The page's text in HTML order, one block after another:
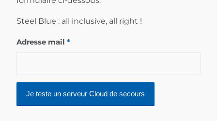
Steel Blue : all inclusive, all right !
Adresse mail *